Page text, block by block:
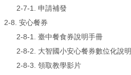
2-7-1. 申請補發
2-8. 安心餐券
2-8-1. 臺中餐食券說明手冊
2-8-2. 大智國小安心餐券數位化說明
2-8-3. 領取教學影片